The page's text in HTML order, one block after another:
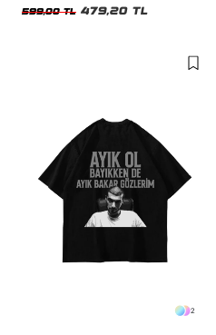
599,00 TL 479,20 TL
2